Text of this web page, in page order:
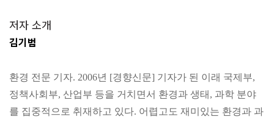
구상나무 연구│인간, 기후변화의 명백한 원인
2부 지구와 인간의 병적 증상
마주해온 각종 기후재난의 형태를 실감 나게 소개하면서도,
우리가 왜 이러한 일들을 겪게 되었는지 역사적으로 검토하
---「프롤로그」중에서
〈호주 보고서〉에서는 인류가 지금까지 예상해온 것보다
저자 소개
김기범
환경 전문 기자. 2006년 [경향신문] 기자가 된 이래 국제부,
정책사회부, 산업부 등을 거치면서 환경과 생태, 과학 분야
를 집중적으로 취재하고 있다. 어렵고도 재미있는 환경과 과